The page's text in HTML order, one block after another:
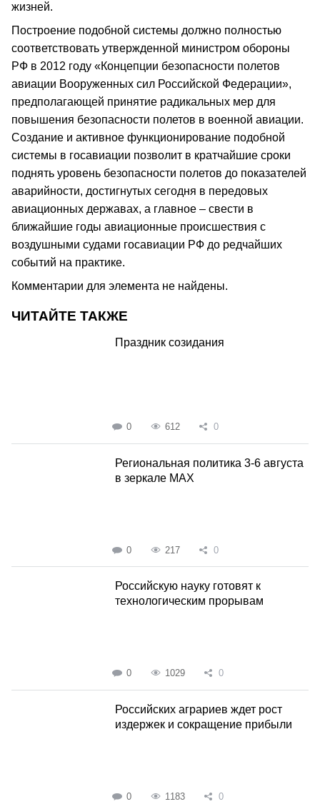
жизней.
Построение подобной системы должно полностью
соответствовать утвержденной министром обороны
РФ в 2012 году «Концепции безопасности полетов
авиации Вооруженных сил Российской Федерации»,
предполагающей принятие радикальных мер для
повышения безопасности полетов в военной авиации.
Создание и активное функционирование подобной
системы в госавиации позволит в кратчайшие сроки
поднять уровень безопасности полетов до показателей
аварийности, достигнутых сегодня в передовых
авиационных державах, а главное – свести в
ближайшие годы авиационные происшествия с
воздушными судами госавиации РФ до редчайших
событий на практике.
Комментарии для элемента не найдены.
ЧИТАЙТЕ ТАКЖЕ
Праздник созидания
0 612 0
Региональная политика 3-6 августа
в зеркале MAX
0 217 0
Российскую науку готовят к
технологическим прорывам
0 1029 0
Российских аграриев ждет рост
издержек и сокращение прибыли
0 1183 0